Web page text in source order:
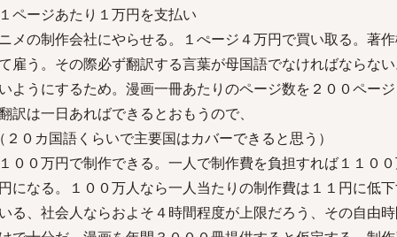
ページあたり１万円を支払い
メの制作会社にやらせる。１ぺージ４万円で買い取る。著
雇う。その際必ず翻訳する言葉が母国語でなければならな
ようにするため。漫画一冊あたりのページ数を２００ペー
訳は一日あればできるとおもうので、
０カ国語くらいで主要国はカバーできると思う）
００万円で制作できる。一人で制作費を負担すれば１１０
になる。１００万人なら一人当たりの制作費は１１円に低
る、社会人ならおよそ４時間程度が上限だろう、その自由